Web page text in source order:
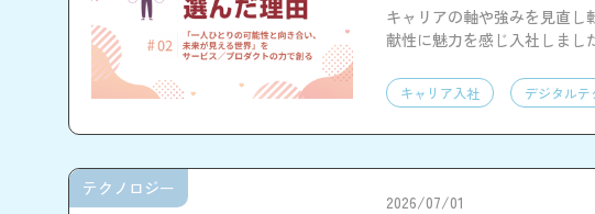
キャリアの軸や強みを見直し
献性に魅力を感じ入社しまし
キャリア入社 デジタル
2026/07/01
テクノロジー